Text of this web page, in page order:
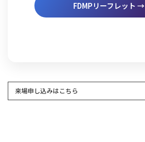
FDMPリーフレット →
来場申し込みはこちら